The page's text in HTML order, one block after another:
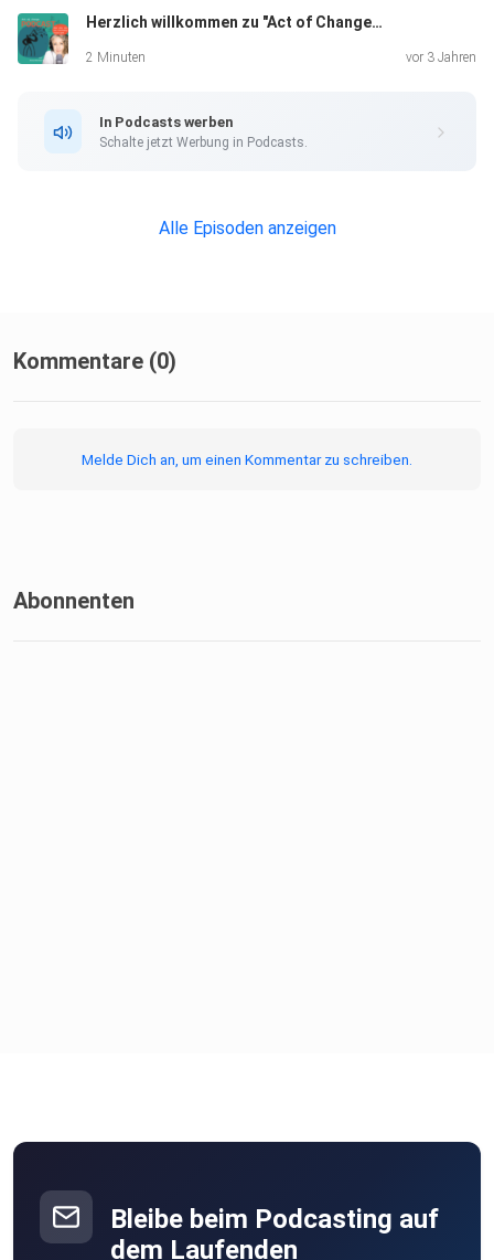
Tipps und Tricks, die uns dabei helfen, unsere volle
Leistungsfähigkeit abzurufen, wenn wir uns sichtbar
Herzlich willkommen zu "Act of Change", dem Podcast, der dir dabei hilft, die Veränderungen zu bewirken, die du in der Welt sehen möchtest.
2 Minuten vor 3 Jahren
In Podcasts werben
Schalte jetzt Werbung in Podcasts.
Alle Episoden anzeigen
Kommentare (0)
Melde Dich an, um einen Kommentar zu schreiben.
Abonnenten
Bleibe beim Podcasting auf
dem Laufenden